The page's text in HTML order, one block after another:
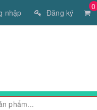
0
nhập Đăng ký